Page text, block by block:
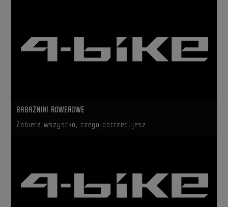
BAGAŻNIKI ROWEROWE
Zabierz wszystko, czego potrzebujesz